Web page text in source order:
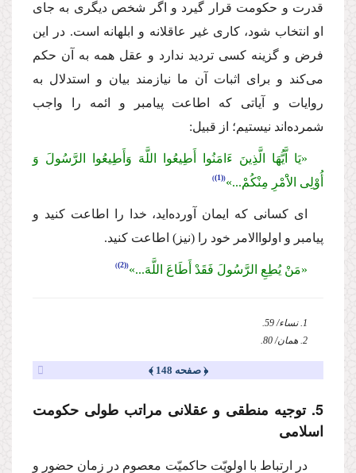
قدرت و حكومت قرار گیرد و اگر شخص دیگرى به جاى
او انتخاب شود، كارى غیر عاقلانه و ابلهانه است. در این
فرض و گزینه كسى تردید ندارد و عقل همه به آن حكم
مى‌كند و براى اثبات آن ما نیازمند بیان و استدلال به
روایات و آیاتى كه اطاعت پیامبر و ائمه را واجب
شمرده‌اند نیستیم؛ از قبیل:
«یَا اَّیُّهَا الَّذِینَ ءَامَنُوا أَطِیعُوا اللَّهَ وَأَطِیعُوا الرَّسُولَ وَ
أُوْلِى الاَْمْرِ مِنْكُمْ...» (1)
اى كسانى كه ایمان آورده‌اید، خدا را اطاعت كنید و
پیامبر و اولواالامر خود را (نیز) اطاعت كنید.
«مَنْ یُطِعِ الرَّسُولَ فَقَدْ أَطَاعَ اللَّهَ...» (2)
1. نساء/ 59.
2. همان/ 80.
﴿ صفحه 148 ﴾
5. توجیه منطقى و عقلانى مراتب طولى حكومت
اسلامى
در ارتباط با اولویّت حاكمیّت معصوم در زمان حضور و